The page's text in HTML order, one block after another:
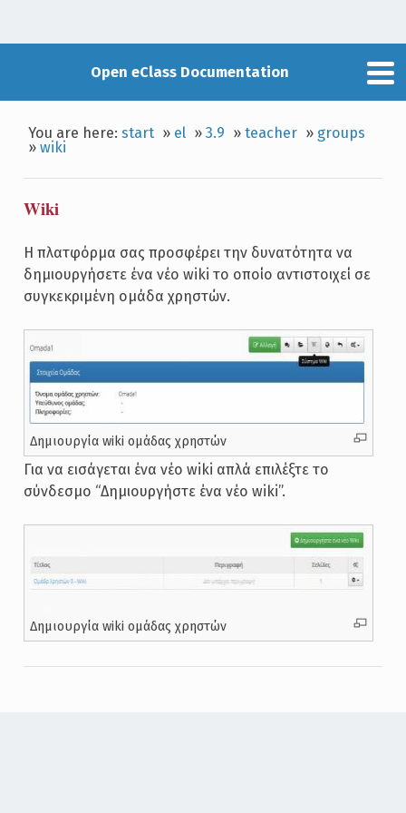
Open eClass Documentation
You are here:start » el »3.9 »teacher » groups
»wiki
Wiki
Η πλατφόρμα σας προσφέρει την δυνατότητα να
δημιουργήσετε ένα νέο wiki το οποίο αντιστοιχεί σε
συγκεκριμένη ομάδα χρηστών.
Δημιουργία wiki ομάδας χρηστών
Για να εισάγεται ένα νέο wiki απλά επιλέξτε το
σύνδεσμο “Δημιουργήστε ένα νέο wiki”.
Δημιουργία wiki ομάδας χρηστών